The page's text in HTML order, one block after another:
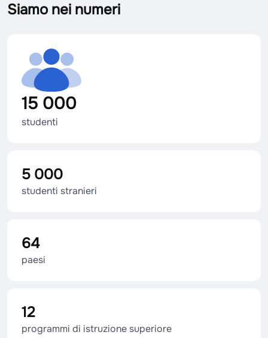
Siamo nei numeri
15 000
studenti
5 000
studenti stranieri
64
paesi
12
programmi di istruzione superiore